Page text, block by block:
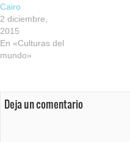
Cairo
2 diciembre,
2015
En «Culturas del
mundo»
Deja un comentario